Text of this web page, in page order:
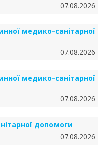
07.08.2026
медико-санітарної
07.08.2026
медико-санітарної
07.08.2026
допомоги
07.08.2026